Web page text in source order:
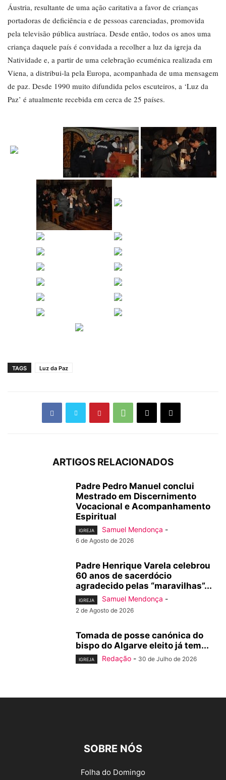
Áustria, resultante de uma ação caritativa a favor de crianças
portadoras de deficiência e de pessoas carenciadas, promovida
pela televisão pública austríaca. Desde então, todos os anos uma
criança daquele país é convidada a recolher a luz da igreja da
Natividade e, a partir de uma celebração ecuménica realizada em
Viena, a distribui-la pela Europa, acompanhada de uma mensagem
de paz. Desde 1990 muito difundida pelos escuteiros, a ‘Luz da
Paz’ é atualmente recebida em cerca de 25 países.
TAGS Luz da Paz
ARTIGOS RELACIONADOS
Padre Pedro Manuel conclui
Mestrado em Discernimento
Vocacional e Acompanhamento
Espiritual
IGREJA Samuel Mendonça -
6 de Agosto de 2026
Padre Henrique Varela celebrou
60 anos de sacerdócio
agradecido pelas “maravilhas”...
IGREJA Samuel Mendonça -
2 de Agosto de 2026
Tomada de posse canónica do
bispo do Algarve eleito já tem...
IGREJA Redação - 30 de Julho de 2026
SOBRE NÓS
Folha do Domingo